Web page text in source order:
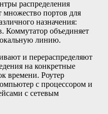
распределения
портов для
назначения:
Коммутатор объединяет
линию.
и перераспределяют
на конкретные
времени. Роутер
с процессором и
с сетевым